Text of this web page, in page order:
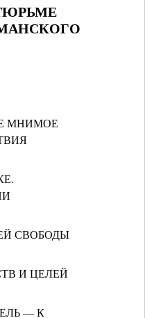
МНИМОЕ
СВОБОДЫ
И ЦЕЛЕЙ
— К